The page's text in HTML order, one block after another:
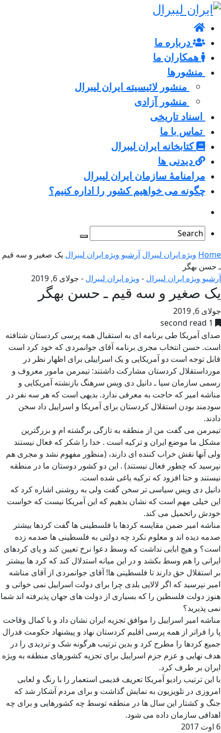
درباره ما
همکاران ما
منشورها
منشور لائیسیته ایران لیبرال
منشور آزادی
اسناد تاریخی
تماس با ما
کتابخانه ایران لیبرال
دیدنی ها
مرامنامۀ سازمان ایران لیبرال
چگونه می خواهیم کشور را اداره کنیم؟
Home ویژه ایران لیبرال آرشیو ویژه ایران لیبرال یک صغیر و سه قیم
ـ حسن بهگر
آرشیو ویژه ایران لیبرال - ویژه ایران لیبرال - جولای 6, 2019
یک صغیر و سه قیم ـ حسن بهگر
جولای 6, 2019
1 second read
صدای آمریکا طی برنامه ای به استقبال همه پرسی کردستان شتافته
است. حسن انتخاب مجری برنامه آقای جوانمردی که خود کرد است
قابل توجه است دو آمریکایی و یک اسراییلی برای اظهار نظر در
مورداستقلال کردستان مشارکت داشتند: تیمرمن مامور معروف و
رسمی سازمان سیا ـ دانیل دی ویس سرهنگ بازنشته آمریکایی و
مناشه امیر که حاجت به معرفی ندارد. بدیهی است که هر سه نفر در
سودمند بودن استقلال کردستان برای آمریکا و اسراییل داد سخن
دادند.
تیمرمن می گفت من از منطقه به تازگی برگشته ام و بزرگترین
مشکل ما موضع ایران و ترکیه است . خدا را شکر که فعال نیستند
ولی آنها نقش خراب کننده ای دارند، (منظور مفهوم نشد و مجری هم
نپرسید که چطور فعال نیستند) . این دو کشور دوستان ما در منطقه
نیستند و حتا افزود که ترکیه یاغی شده است.
دانیل دی ویس سیاسی تر سخن گفت ولی به روشنی اشاره کرد که
این خیلی مهم است که نشان بدهیم که این آمریکا نیست که خواست
خودش راتحمیل می کند.
مناشه امیر ضمن مقایسه کردها با فلسطینی ها گفت کردها بیشتر
صدمه دیده اند و معلوم نکرد چه دولتی به فلسطینی ها صدمه زده
است؟ و هیچ ابایی نداشت که وسط دعوا نرخ تعیین کند و پای کردهای
ایرانی را هم وسط بکشد و در این میانه استدلال کند که کرد ها بیشتر
بر استقلال حق دارند تا فلسطینی ها! آقای جوانمردی از آقای مناشه
امیر نپرسید که اگر لالایی بلدی چرا برای دولت اسراییل نمی خوانی و
هنوز دولت فلسطین را که بسیاری از دولت های جهان پذیرفته اند شما
نمی پذیرید؟
مناشه امیر اسراییل را موافق تجزیه ایران نشان داد و با کمال وقاحت
پا را فراتر از همه پرسی اقلیم کردستان نهاد و پیشنهاد حکومت فدرال
جمیع کردها را مطرح کرد و بدین ترتیب هرگونه شک و تردیدی را در
هدف نهایی و عزم جزم اسراییل برای تجزیه کشورهای منطقه به ویژه
ایران بر طرف کرد.
با این ترتیب رادیو آمریکا تعریف قدیمی استعمار را با رنگ و لعابی
امروزی در تلویزیون به نمایش گذاشت و برای مردم آشکار شد که
جنگ و کشتار این سال ها در منطقه توسط چه کشورهایی و برای چه
اهدافی سازمان داده می شود.
6 اوت 2017